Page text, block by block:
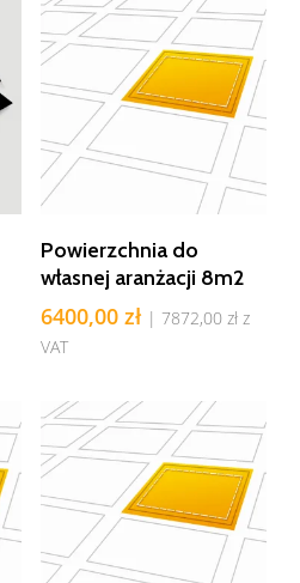
Dodaj Do Koszyka
Powierzchnia do
własnej aranżacji 8m2
6400,00zł | 7872,00zł z
VAT